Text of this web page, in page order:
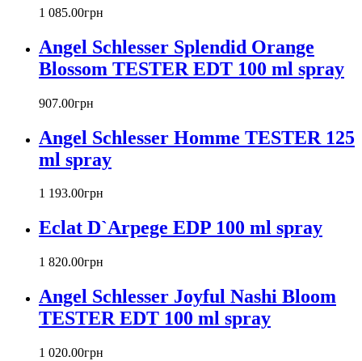
Bond № 9
Boucheron
Bourjois
Britney Spears
Bruno Banani
Bvlgari
Byblos
Byredo
Cacharel
Canali
Carla Fracci
Carlos Moya
Caron
Cartier
Chanel
Charriol
1 085.00грн
Angel Schlesser Splendid Orange
Blossom TESTER EDT 100 ml spray
907.00грн
Angel Schlesser Homme TESTER 125
ml spray
1 193.00грн
Eclat D`Arpege EDP 100 ml spray
1 820.00грн
Angel Schlesser Joyful Nashi Bloom
TESTER EDT 100 ml spray
1 020.00грн